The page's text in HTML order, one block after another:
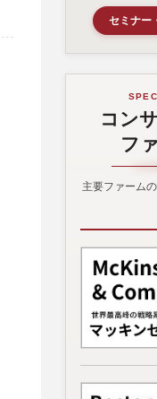
セミナー
コン
フ
主要ファーム